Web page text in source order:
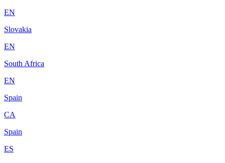
EN
Slovakia
EN
South Africa
EN
Spain
CA
Spain
ES